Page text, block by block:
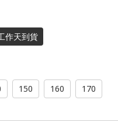
作天到貨
150 160 170